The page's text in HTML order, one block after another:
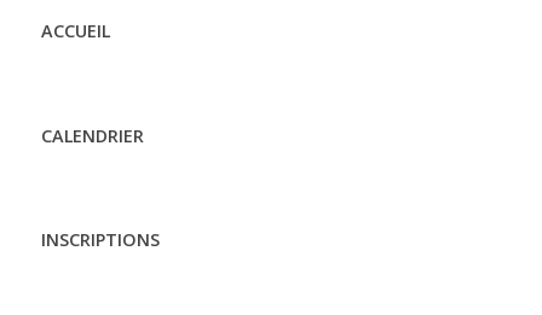
ACCUEIL
CALENDRIER
INSCRIPTIONS